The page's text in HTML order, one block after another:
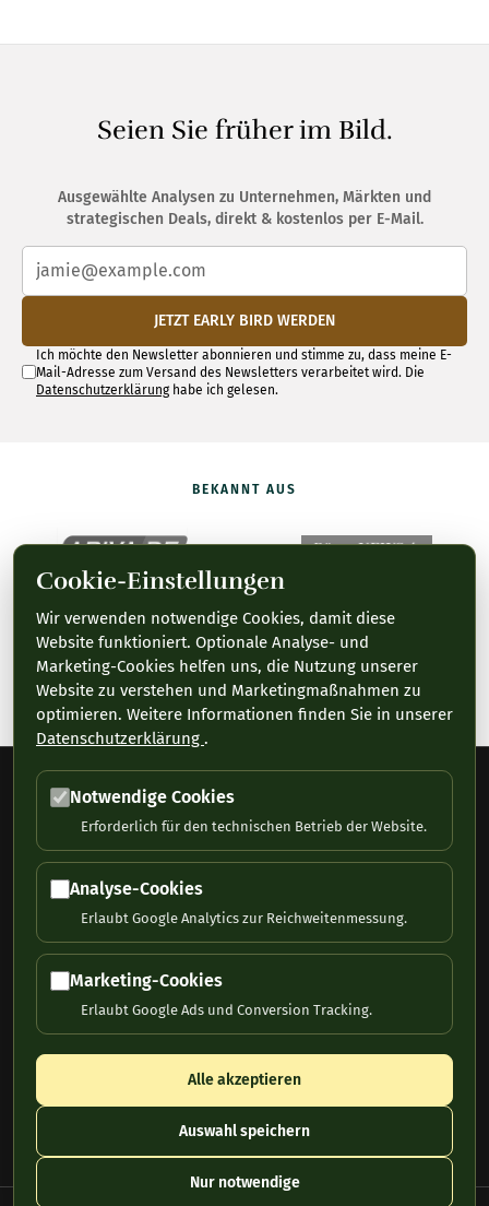
Seien Sie früher im Bild.
Ausgewählte Analysen zu Unternehmen, Märkten und
strategischen Deals, direkt & kostenlos per E-Mail.
JETZT EARLY BIRD WERDEN
Ich möchte den Newsletter abonnieren und stimme zu, dass meine E-
Mail-Adresse zum Versand des Newsletters verarbeitet wird. Die
Datenschutzerklärung habe ich gelesen.
BEKANNT AUS
Early Bird Journal zeigt, wo große Geschichten beginnen: mit
frühen Analysen zu jungen Unternehmen, Übernahmen und
Marktverschiebungen, bevor sie jeder sieht.
Abonnement
Impressum
Disclaimer / Datenschutz /
Haftung
Cookie-Einstellungen
Wir verwenden notwendige Cookies, damit diese
Website funktioniert. Optionale Analyse- und
Marketing-Cookies helfen uns, die Nutzung unserer
Website zu verstehen und Marketingmaßnahmen zu
optimieren. Weitere Informationen finden Sie in unserer
Datenschutzerklärung .
Notwendige Cookies
Erforderlich für den technischen Betrieb der Website.
Analyse-Cookies
Erlaubt Google Analytics zur Reichweitenmessung.
Marketing-Cookies
Erlaubt Google Ads und Conversion Tracking.
Alle akzeptieren
Auswahl speichern
Nur notwendige